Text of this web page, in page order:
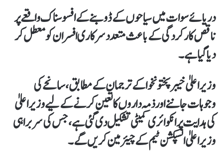
دریائے سوات میں سیاحوں کے ڈوبنے کے افسوسناک واقعے پر
ناقص کارکردگی کے باعث متعدد سرکاری افسران کو معطل کر
دیا گیا ہے۔
وزیراعلیٰ خیبرپختونخوا کے ترجمان کے مطابق، سانحے کی
وجوہات جاننے اور ذمہ داروں کا تعین کرنے کے لیے وزیراعلیٰ
کی ہدایت پر انکوائری کمیٹی تشکیل دی گئی ہے، جس کی سربراہی
وزیراعلیٰ انسپکشن ٹیم کے چیئرمین کریں گے۔